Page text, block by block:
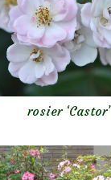
rosier ‘Castor’